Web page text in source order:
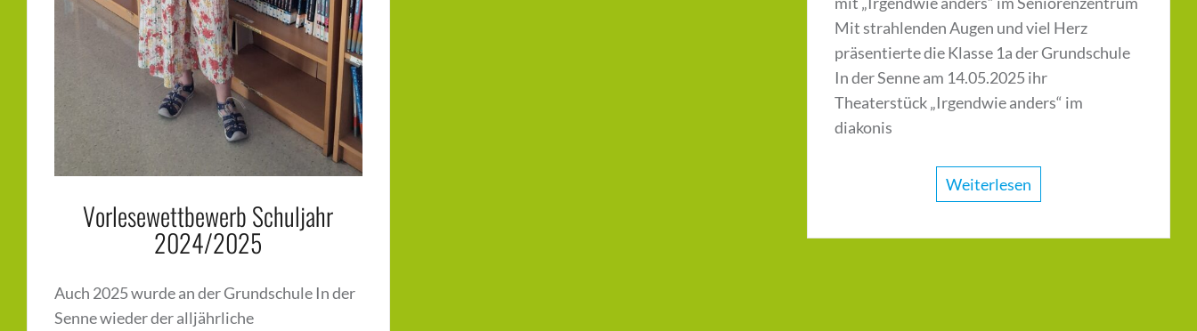
Vorlesewettbewerb Schuljahr
2024/2025
Auch 2025 wurde an der Grundschule In der
Senne wieder der alljährliche
Mit strahlenden Augen und viel Herz
präsentierte die Klasse 1a der Grundschule
In der Senne am 14.05.2025 ihr
Theaterstück „Irgendwie anders“ im
diakonis
Weiterlesen